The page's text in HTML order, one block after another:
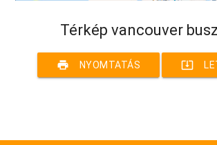
Térkép vancouver
print NYOMTATÁS system_update_alt